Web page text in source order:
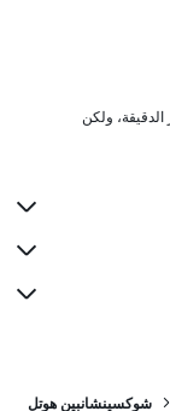
شوكسينشانبين هوتل